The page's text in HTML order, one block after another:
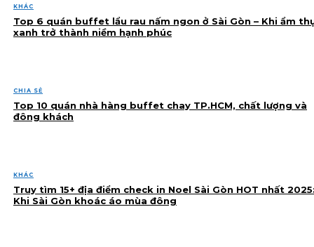
KHÁC
Top 6 quán buffet lẩu rau nấm ngon ở Sài Gòn – Khi ẩm
xanh trở thành niềm hạnh phúc
CHIA SẺ
Top 10 quán nhà hàng buffet chay TP.HCM, chất lượng và
đông khách
KHÁC
Truy tìm 15+ địa điểm check in Noel Sài Gòn HOT nhất
Khi Sài Gòn khoác áo mùa đông